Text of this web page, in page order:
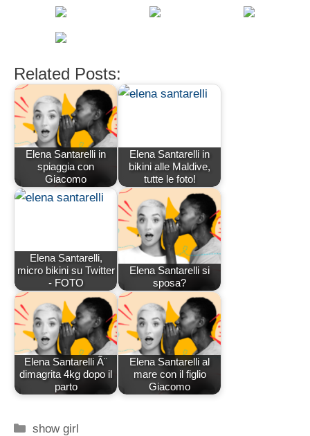
Related Posts:
Elena Santarelli in
spiaggia con
Giacomo
Elena Santarelli in
bikini alle Maldive,
tutte le foto!
Elena Santarelli,
micro bikini su Twitter
- FOTO
Elena Santarelli si
sposa?
Elena Santarelli Ã¨
dimagrita 4kg dopo il
parto
Elena Santarelli al
mare con il figlio
Giacomo
Categorie
show girl